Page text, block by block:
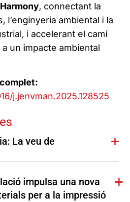
, connectant la
l’enginyeria ambiental i la
i accelerant el camí
un impacte ambiental
j.jenvman.2025.128525
La veu de
impulsa una nova
per a la impressió